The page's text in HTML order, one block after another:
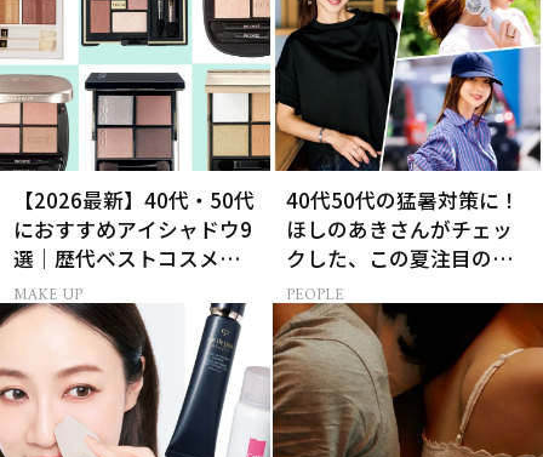
【2026最新】40代・50代
におすすめアイシャドウ9
選｜歴代ベストコスメ受
賞まとめ
MAKE UP
40代50代の猛暑対策に！
ほしのあきさんがチェッ
クした、この夏注目の暑
さ対策グッズ3選
PEOPLE